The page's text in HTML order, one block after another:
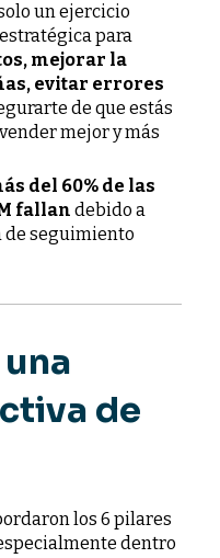
un ejercicio
para
mejorar la
evitar errores
de que estás
mejor y más
del 60% de las
fallan debido a
de seguimiento
de
los 6 pilares
dentro